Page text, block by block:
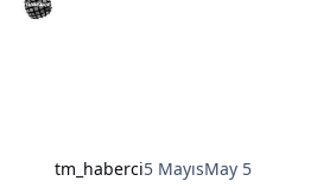
tm_haberci5 MayısMay 5